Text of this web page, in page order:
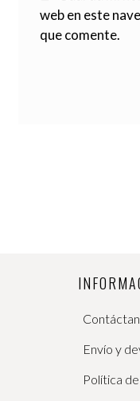
web en este
que comente.
Envío y
Política